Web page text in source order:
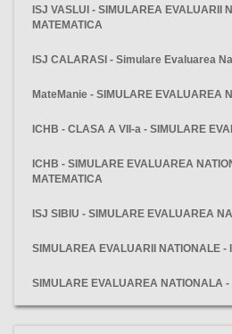
ISJ VASLUI - SIMULAREA EVALUARII
MATEMATICA
ISJ CALARASI - Simulare Evaluarea
MateManie - SIMULARE EVALUAREA
ICHB - CLASA A VII-a - SIMULARE
ICHB - SIMULARE EVALUAREA
MATEMATICA
ISJ SIBIU - SIMULARE EVALUAREA
SIMULAREA EVALUARII NATIONALE -
SIMULARE EVALUAREA NATIONALA